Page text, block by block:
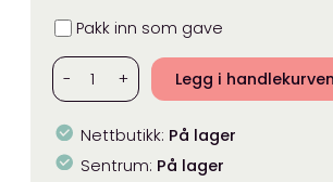
Innpakning
Pakk inn som gave
-
Trebåt
med
antall
+ Legg i handlekurven
Nettbutikk: På lager
Sentrum: På lager